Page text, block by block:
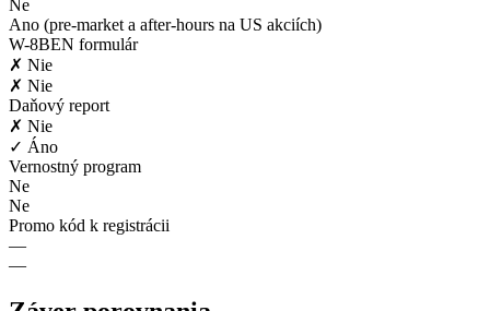
Ne
Ano (pre-market a after-hours na US akciích)
W-8BEN formulár
✗ Nie
✗ Nie
Daňový report
✗ Nie
✓ Áno
Vernostný program
Ne
Ne
Promo kód k registrácii
—
—